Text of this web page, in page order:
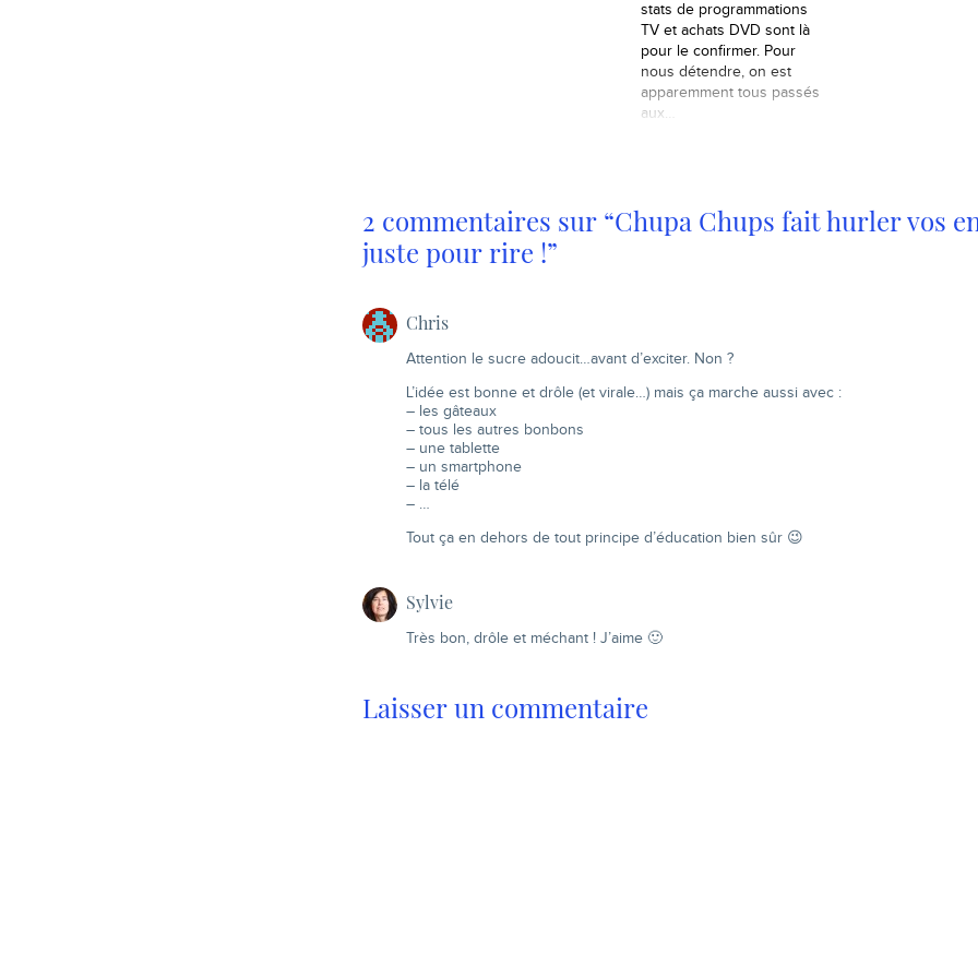
stats de programmations
TV et achats DVD sont là
pour le confirmer. Pour
nous détendre, on est
apparemment tous passés
aux…
2 commentaires sur “Chupa Chups fait hurler vos
juste pour rire !”
Chris
Attention le sucre adoucit…avant d’exciter. Non ?
L’idée est bonne et drôle (et virale…) mais ça marche aussi avec :
– les gâteaux
– tous les autres bonbons
– une tablette
– un smartphone
– la télé
– …
Tout ça en dehors de tout principe d’éducation bien sûr 😉
Sylvie
Très bon, drôle et méchant ! J’aime 🙂
Laisser un commentaire